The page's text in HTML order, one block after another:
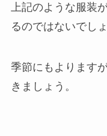
上記のような服装
るのではないでしょ
季節にもよります
きましょう。